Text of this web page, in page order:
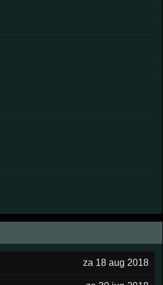
za 18 aug 2018